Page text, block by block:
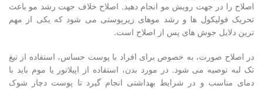
اصلاح را در جهت رویش مو انجام دهید. اصلاح خلاف جهت رشد مو باعث
تحریک فولیکول ها و رشد موهای زیرپوستی می شود که یکی از مهم
ترین دلایل جوش های پس از اصلاح است.
در اصلاح صورت، به خصوص برای افراد با پوست حساس، استفاده از تیغ
تک لبه توصیه می شود. در مورد بدن، استفاده از اپیلاتور یا موم باید با
دمای مناسب و در شرایط بهداشتی انجام گیرد تا پوست دچار شوک